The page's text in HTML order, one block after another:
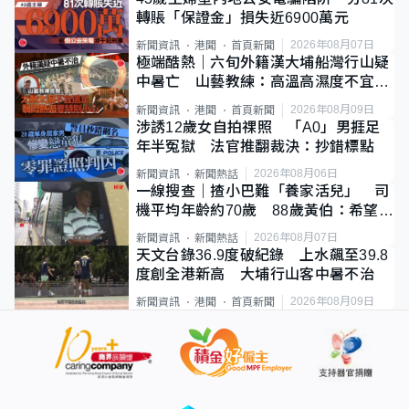
轉賬「保證金」損失近6900萬元
新聞資訊 港聞 首頁新聞 2026年08月07日
極端酷熱｜六旬外籍漢大埔船灣行山疑
中暑亡 山藝教練：高溫高濕度不宜遠
新聞資訊 港聞 首頁新聞 2026年08月09日
涉誘12歲女自拍祼照 「A0」男捱足
年半冤獄 法官推翻裁決：抄錯標點
新聞資訊 新聞熱話 2026年08月06日
一線搜查｜揸小巴難「養家活兒」 司
機平均年齡約70歲 88歲黃伯：希望一
直揸落去
新聞資訊 新聞熱話 2026年08月07日
天文台錄36.9度破紀錄 上水飆至39.8
度創全港新高 大埔行山客中暑不治
新聞資訊 港聞 首頁新聞 2026年08月09日